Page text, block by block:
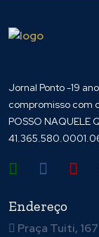
Jornal Ponto -19
compromisso com
POSSO NAQUELE
Endereço
Praça Tuiti, 167